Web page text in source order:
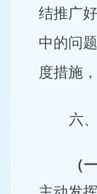
结推广
中的问
度措施
六
（